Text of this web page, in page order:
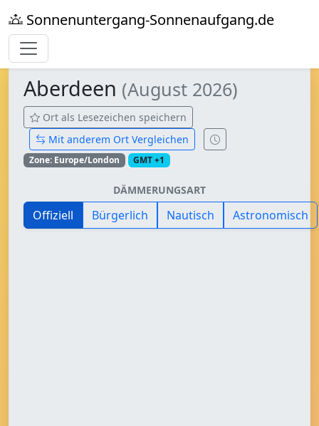
Sonnenuntergang-Sonnenaufgang.de
Aberdeen (August 2026)
Ort als Lesezeichen speichern
Mit anderem Ort Vergleichen
Zone: Europe/London GMT +1
DÄMMERUNGSART
Offiziell Bürgerlich Nautisch Astronomisch